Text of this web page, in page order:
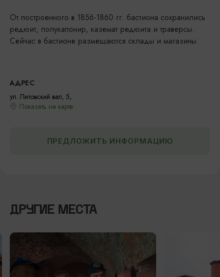
От построенного в 1856-1860 гг. бастиона сохранились
редюит, полукапонир, каземат редюита и траверсы.
Сейчас в бастионе размещаются склады и магазины
АДРЕС
ул. Литовский вал, 5,
Показать на карте
ПРЕДЛОЖИТЬ ИНФОРМАЦИЮ
ДРУГИЕ МЕСТА